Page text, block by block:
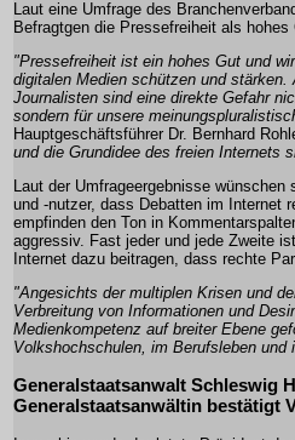
Laut eine Umfrage des
Befragtgen die Pressefreiheit als
"Pressefreiheit ist ein hohes Gut und
digitalen Medien schützen und
Journalisten sind eine direkte Gefahr
sondern für unsere
Hauptgeschäftsführer Dr. Bernhard
und die Grundidee des freien Internets
Laut der Umfrageergebnisse
und -nutzer, dass Debatten im Internet
empfinden den Ton in
aggressiv. Fast jeder und jede Zweite
Internet dazu beitragen, dass rechte
"Angesichts der multiplen Krisen und
Verbreitung von Informationen und
Medienkompetenz auf breiter Ebene
Volkshochschulen, im Berufsleben und
Generalstaatsanwalt Schleswig
Generalstaatsanwältin bestätigt